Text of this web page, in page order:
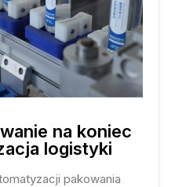
na koniec
logistyki
pakowania